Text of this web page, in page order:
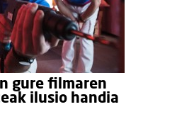
gure filmaren
ilusio handia